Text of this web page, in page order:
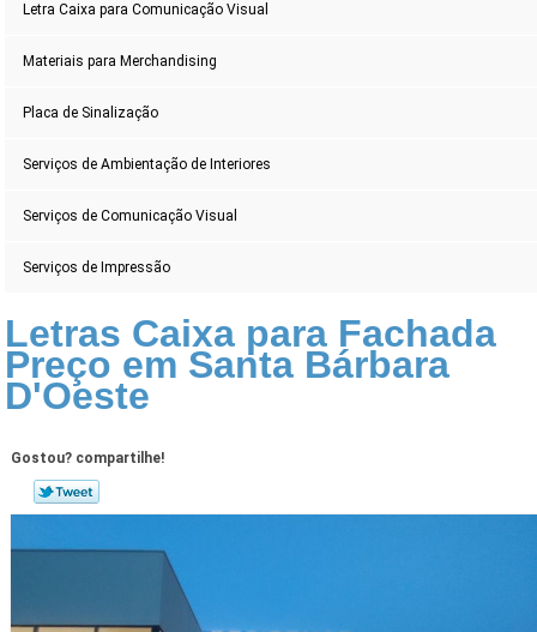
Letra Caixa para Comunicação Visual
Materiais para Merchandising
Placa de Sinalização
Serviços de Ambientação de Interiores
Serviços de Comunicação Visual
Serviços de Impressão
Letras Caixa para Fachada
Preço em Santa Bárbara
D'Oeste
Gostou? compartilhe!